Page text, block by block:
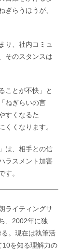
ぎらうほうが、
り、社内コミュ
そのスタンスは
ことが不快」と
ねぎらいの言
すくなるた
くくなります。
は、相手との信
ラスメント加害
す。
ライティングサ
、2002年に独
。現在は執筆活
10を知る理解力の